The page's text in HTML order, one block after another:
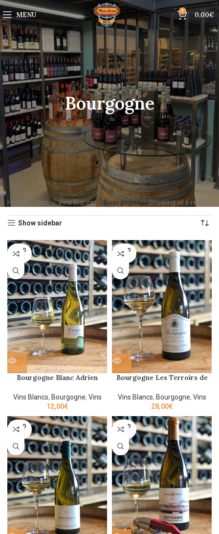
MENU 0 0,00€
Bourgogne
Home Vins Vins Blancs Bourgogne Showing all 6 results
Show sidebar
SOLD
OUT
Bourgogne Blanc Adrien
Vins Blancs, Bourgogne, Vins
12,00€
SOLD
OUT
Bourgogne Les Terroirs de
Vins Blancs, Bourgogne, Vins
28,00€
SOLD
OUT
SOLD
OUT